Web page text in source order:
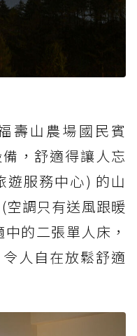
壽山農場國民賓
，舒適得讓人忘
遊服務中心) 的山
空調只有送風跟暖
的二張單人床，
人自在放鬆舒適